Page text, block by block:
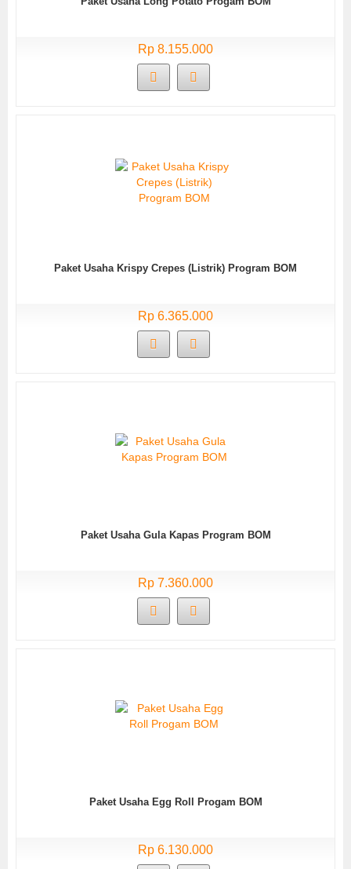
Rp 8.155.000
Paket Usaha Krispy Crepes (Listrik) Program BOM
Rp 6.365.000
Paket Usaha Gula Kapas Program BOM
Rp 7.360.000
Paket Usaha Egg Roll Progam BOM
Rp 6.130.000